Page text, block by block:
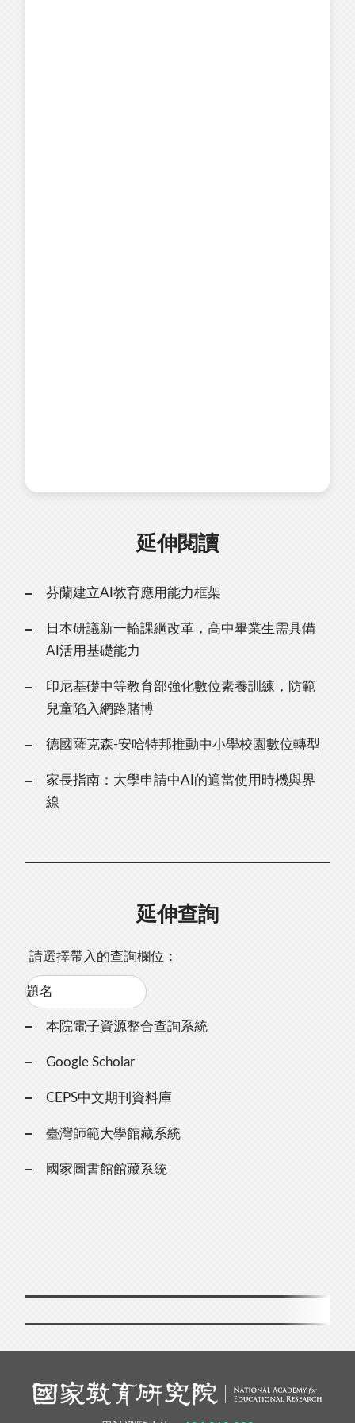
延伸閱讀
芬蘭建立AI教育應用能力框架
日本研議新一輪課綱改革，高中畢業生需具備
AI活用基礎能力
印尼基礎中等教育部強化數位素養訓練，防範
兒童陷入網路賭博
德國薩克森-安哈特邦推動中小學校園數位轉型
家長指南：大學申請中AI的適當使用時機與界
線
延伸查詢
請選擇帶入的查詢欄位：
本院電子資源整合查詢系統
Google Scholar
CEPS中文期刊資料庫
臺灣師範大學館藏系統
國家圖書館館藏系統